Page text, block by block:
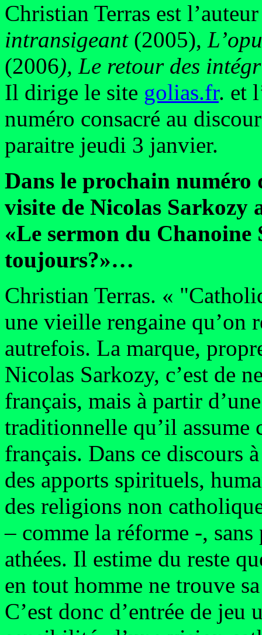
Christian Terras est
intransigeant(2005),
(2006), Le retour des
Il dirige le site golias.fr. et
numéro consacré au
paraitre jeudi 3 janvier.
Dans le prochain numéro
visite de Nicolas Sarkozy
«Le sermon du
toujours?»…
Christian Terras. «
une vieille rengaine qu’on
autrefois. La marque,
Nicolas Sarkozy, c’est de
français, mais à partir
traditionnelle qu’il assume
français. Dans ce discours
des apports spirituels,
des religions non
– comme la réforme -, sans
athées. Il estime du reste
en tout homme ne trouve
C’est donc d’entrée de jeu